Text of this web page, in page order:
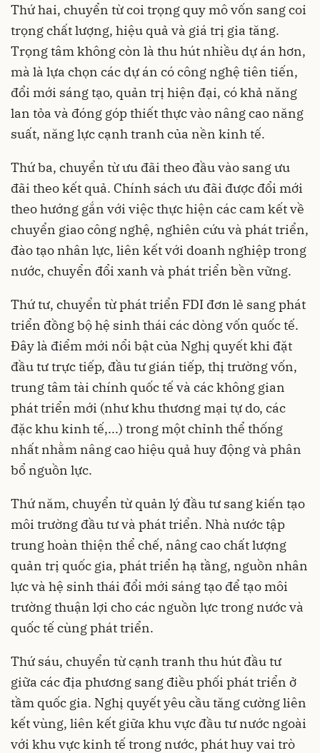
Thứ hai, chuyển từ coi trọng quy mô vốn sang coi
trọng chất lượng, hiệu quả và giá trị gia tăng.
Trọng tâm không còn là thu hút nhiều dự án hơn,
mà là lựa chọn các dự án có công nghệ tiên tiến,
đổi mới sáng tạo, quản trị hiện đại, có khả năng
lan tỏa và đóng góp thiết thực vào nâng cao năng
suất, năng lực cạnh tranh của nền kinh tế.
Thứ ba, chuyển từ ưu đãi theo đầu vào sang ưu
đãi theo kết quả. Chính sách ưu đãi được đổi mới
theo hướng gắn với việc thực hiện các cam kết về
chuyển giao công nghệ, nghiên cứu và phát triển,
đào tạo nhân lực, liên kết với doanh nghiệp trong
nước, chuyển đổi xanh và phát triển bền vững.
Thứ tư, chuyển từ phát triển FDI đơn lẻ sang phát
triển đồng bộ hệ sinh thái các dòng vốn quốc tế.
Đây là điểm mới nổi bật của Nghị quyết khi đặt
đầu tư trực tiếp, đầu tư gián tiếp, thị trường vốn,
trung tâm tài chính quốc tế và các không gian
phát triển mới (như khu thương mại tự do, các
đặc khu kinh tế,...) trong một chỉnh thể thống
nhất nhằm nâng cao hiệu quả huy động và phân
bổ nguồn lực.
Thứ năm, chuyển từ quản lý đầu tư sang kiến tạo
môi trường đầu tư và phát triển. Nhà nước tập
trung hoàn thiện thể chế, nâng cao chất lượng
quản trị quốc gia, phát triển hạ tầng, nguồn nhân
lực và hệ sinh thái đổi mới sáng tạo để tạo môi
trường thuận lợi cho các nguồn lực trong nước và
quốc tế cùng phát triển.
Thứ sáu, chuyển từ cạnh tranh thu hút đầu tư
giữa các địa phương sang điều phối phát triển ở
tầm quốc gia. Nghị quyết yêu cầu tăng cường liên
kết vùng, liên kết giữa khu vực đầu tư nước ngoài
với khu vực kinh tế trong nước, phát huy vai trò